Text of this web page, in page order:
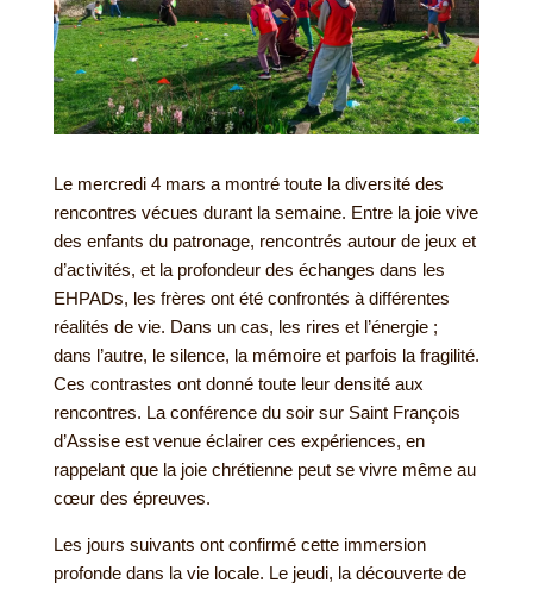
Le mercredi 4 mars a montré toute la diversité des
rencontres vécues durant la semaine. Entre la joie vive
des enfants du patronage, rencontrés autour de jeux et
d’activités, et la profondeur des échanges dans les
EHPADs, les frères ont été confrontés à différentes
réalités de vie. Dans un cas, les rires et l’énergie ;
dans l’autre, le silence, la mémoire et parfois la fragilité.
Ces contrastes ont donné toute leur densité aux
rencontres. La conférence du soir sur Saint François
d’Assise est venue éclairer ces expériences, en
rappelant que la joie chrétienne peut se vivre même au
cœur des épreuves.
Les jours suivants ont confirmé cette immersion
profonde dans la vie locale. Le jeudi, la découverte de